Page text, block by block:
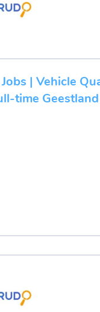
| Vehicle
time Geestland